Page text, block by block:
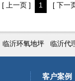
[ 上一页 ] 1 [ 下一
临沂环氧地坪 临沂代
客户案例